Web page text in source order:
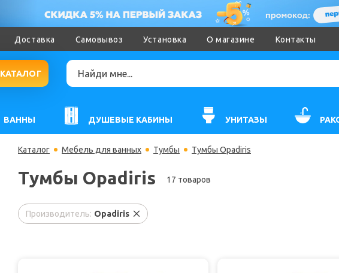
Доставка Самовывоз Установка О магазине Контакты
КАТАЛОГ
ВАННЫ ДУШЕВЫЕ КАБИНЫ УНИТАЗЫ
Каталог Мебель для ванных Тумбы Тумбы Opadiris
Тумбы Opadiris 17 товаров
Производитель: Opadiris